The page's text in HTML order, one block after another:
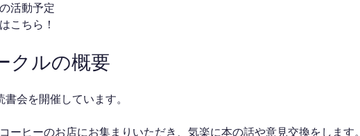
活動予定
こちら！
クルの概要
書会を開催しています。
ーヒーのお店にお集まりいただき、気楽に本の話や意見交換をします。